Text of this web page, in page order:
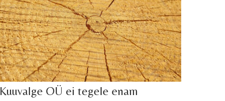
Kuuvalge OÜ ei tegele enam